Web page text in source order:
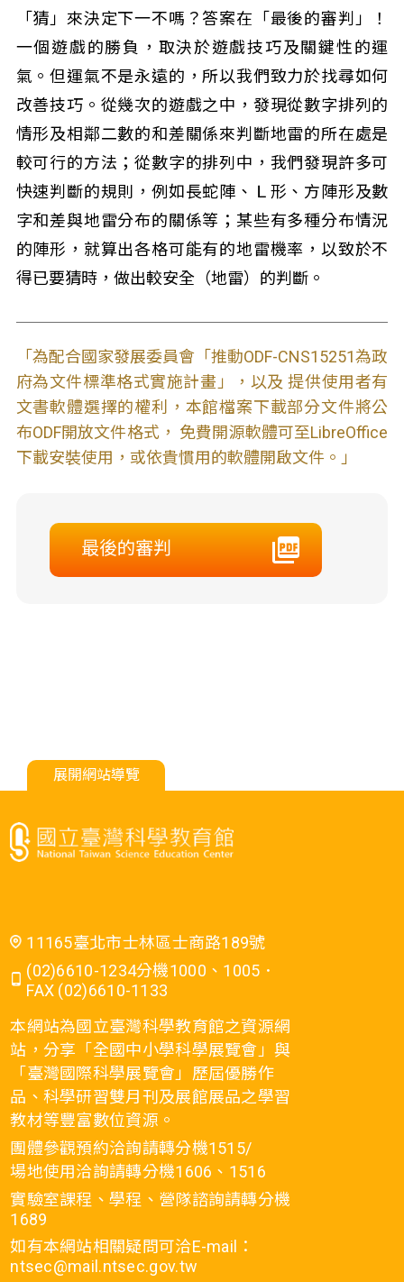
「猜」來決定下一不嗎？答案在「最後的審判」！
一個遊戲的勝負，取決於遊戲技巧及關鍵性的運
氣。但運氣不是永遠的，所以我們致力於找尋如何
改善技巧。從幾次的遊戲之中，發現從數字排列的
情形及相鄰二數的和差關係來判斷地雷的所在處是
較可行的方法；從數字的排列中，我們發現許多可
快速判斷的規則，例如長蛇陣、Ｌ形、方陣形及數
字和差與地雷分布的關係等；某些有多種分布情況
的陣形，就算出各格可能有的地雷機率，以致於不
得已要猜時，做出較安全（地雷）的判斷。
「為配合國家發展委員會「推動ODF-CNS15251為政
府為文件標準格式實施計畫」，以及 提供使用者有
文書軟體選擇的權利，本館檔案下載部分文件將公
布ODF開放文件格式， 免費開源軟體可至LibreOffice
下載安裝使用，或依貴慣用的軟體開啟文件。」
最後的審判
展開網站導覽
11165臺北市士林區士商路189號
(02)6610-1234分機1000、1005．
FAX (02)6610-1133
本網站為國立臺灣科學教育館之資源網
站，分享「全國中小學科學展覽會」與
「臺灣國際科學展覽會」歷屆優勝作
品、科學研習雙月刊及展館展品之學習
教材等豐富數位資源。
團體參觀預約洽詢請轉分機1515/
場地使用洽詢請轉分機1606、1516
實驗室課程、學程、營隊諮詢請轉分機
1689
如有本網站相關疑問可洽E-mail：
ntsec@mail.ntsec.gov.tw